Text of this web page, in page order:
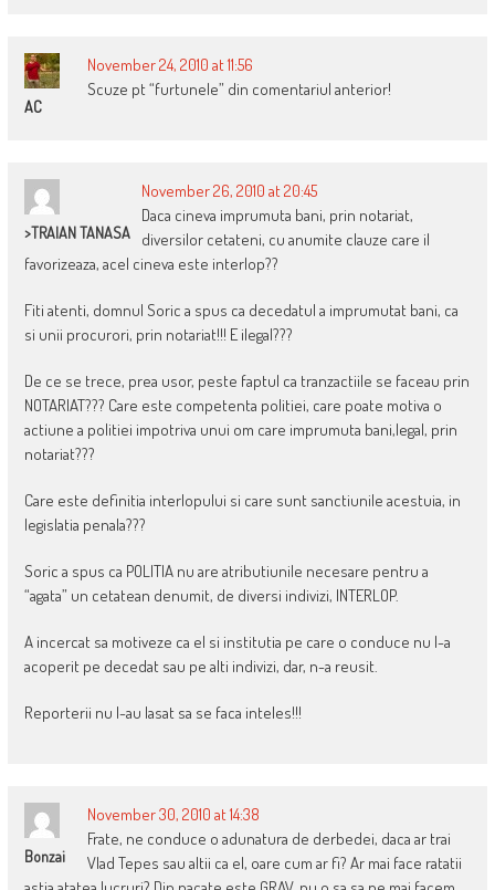
AC
November 24, 2010 at 11:56
Scuze pt “furtunele” din comentariul anterior!
>TRAIAN TANASA
November 26, 2010 at 20:45
Daca cineva imprumuta bani, prin notariat,
diversilor cetateni, cu anumite clauze care il
favorizeaza, acel cineva este interlop??
Fiti atenti, domnul Soric a spus ca decedatul a imprumutat bani, ca
si unii procurori, prin notariat!!! E ilegal???
De ce se trece, prea usor, peste faptul ca tranzactiile se faceau prin
NOTARIAT??? Care este competenta politiei, care poate motiva o
actiune a politiei impotriva unui om care imprumuta bani,legal, prin
notariat???
Care este definitia interlopului si care sunt sanctiunile acestuia, in
legislatia penala???
Soric a spus ca POLITIA nu are atributiunile necesare pentru a
“agata” un cetatean denumit, de diversi indivizi, INTERLOP.
A incercat sa motiveze ca el si institutia pe care o conduce nu l-a
acoperit pe decedat sau pe alti indivizi, dar, n-a reusit.
Reporterii nu l-au lasat sa se faca inteles!!!
Bonzai
November 30, 2010 at 14:38
Frate, ne conduce o adunatura de derbedei, daca ar trai
Vlad Tepes sau altii ca el, oare cum ar fi? Ar mai face ratatii